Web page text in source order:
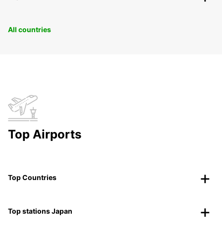
All countries
Top Airports
Top Countries
Top stations Japan